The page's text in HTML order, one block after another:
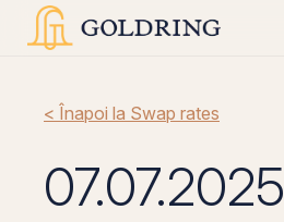
< Înapoi la Swap rates
07.07.2025